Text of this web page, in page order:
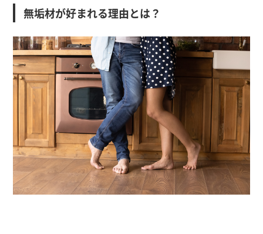
無垢材が好まれる理由とは？